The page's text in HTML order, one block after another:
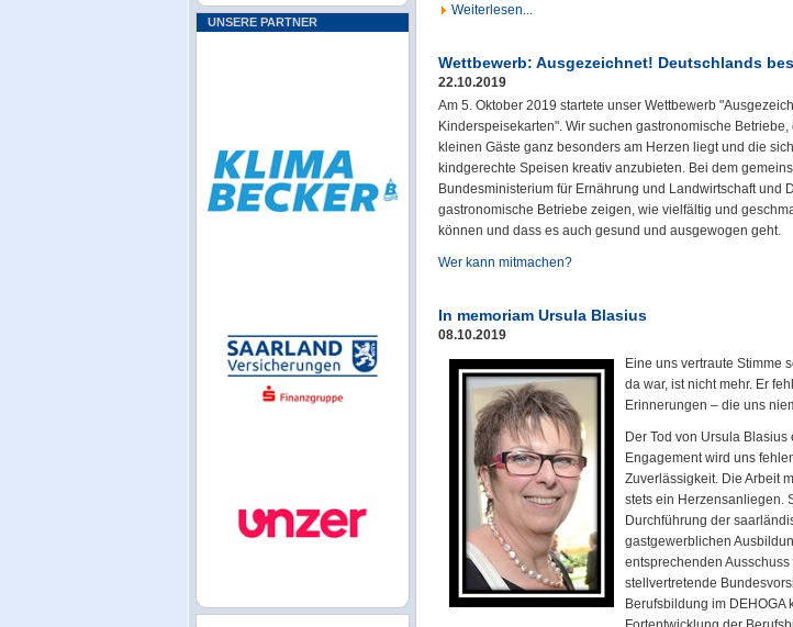
UNSERE PARTNER
Weiterlesen...
Wettbewerb: Ausgezeichnet! Deutschlands
22.10.2019
Am 5. Oktober 2019 startete unser Wettbewerb
Kinderspeisekarten". Wir suchen gastronomische
kleinen Gäste ganz besonders am Herzen liegt und die
kindgerechte Speisen kreativ anzubieten. Bei dem
Bundesministerium für Ernährung und Landwirtschaft und
gastronomische Betriebe zeigen, wie vielfältig und
können und dass es auch gesund und ausgewogen geht.
Wer kann mitmachen?
In memoriam Ursula Blasius
08.10.2019
Eine uns vertraute Stimme
da war, ist nicht mehr. Er
Erinnerungen – die uns
Der Tod von Ursula
Engagement wird uns
Zuverlässigkeit. Die Arbeit
stets ein Herzensanliegen.
Durchführung der
gastgewerblichen
entsprechenden
stellvertretende
Berufsbildung im DEHOGA